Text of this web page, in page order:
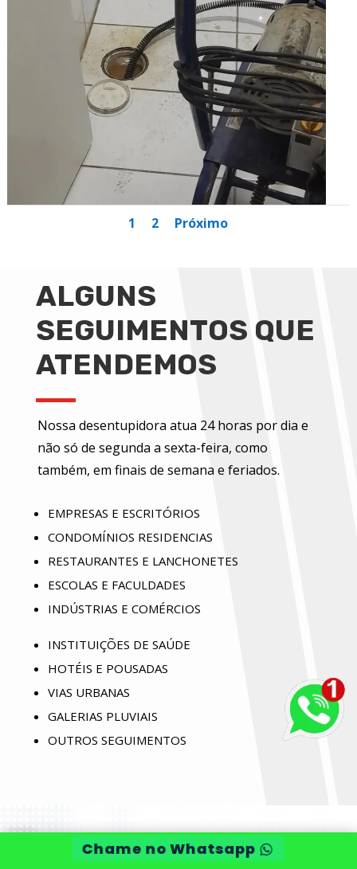
1 2 Próximo
ALGUNS
SEGUIMENTOS QUE
ATENDEMOS
Nossa desentupidora atua 24 horas por dia e
não só de segunda a sexta-feira, como
também, em finais de semana e feriados.
EMPRESAS E ESCRITÓRIOS
CONDOMÍNIOS RESIDENCIAS
RESTAURANTES E LANCHONETES
ESCOLAS E FACULDADES
INDÚSTRIAS E COMÉRCIOS
INSTITUIÇÕES DE SAÚDE
HOTÉIS E POUSADAS
VIAS URBANAS
GALERIAS PLUVIAIS
OUTROS SEGUIMENTOS
Chame no Whatsapp